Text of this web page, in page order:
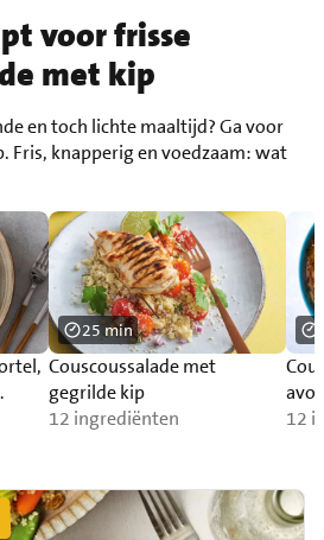
voor frisse
met kip
en toch lichte maaltijd? Ga voor
Fris, knapperig en voedzaam: wat
Couscoussalade met
gegrilde kip
12 ingrediënten
25 min
12